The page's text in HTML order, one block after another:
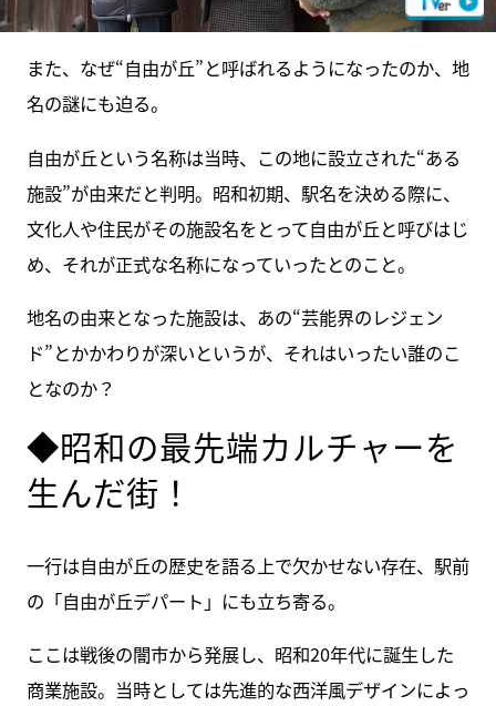
また、なぜ“自由が丘”と呼ばれるようになったのか、地
名の謎にも迫る。
自由が丘という名称は当時、この地に設立された“ある
施設”が由来だと判明。昭和初期、駅名を決める際に、
文化人や住民がその施設名をとって自由が丘と呼びはじ
め、それが正式な名称になっていったとのこと。
地名の由来となった施設は、あの“芸能界のレジェン
ド”とかかわりが深いというが、それはいったい誰のこ
となのか？
◆昭和の最先端カルチャーを
生んだ街！
一行は自由が丘の歴史を語る上で欠かせない存在、駅前
の「自由が丘デパート」にも立ち寄る。
ここは戦後の闇市から発展し、昭和20年代に誕生した
商業施設。当時としては先進的な西洋風デザインによっ